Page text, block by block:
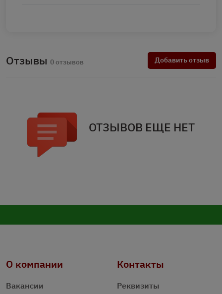
Отзывы 0 отзывов Добавить отзыв
ОТЗЫВОВ ЕЩЕ НЕТ
О компании
Вакансии
Контакты
Реквизиты